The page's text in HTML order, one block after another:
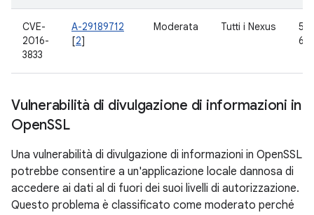
CVE-
2016-
3833
A-29189712
[2]
Moderata Tutti i Nexus
Vulnerabilità di divulgazione di informazioni in
OpenSSL
Una vulnerabilità di divulgazione di informazioni in OpenSSL
potrebbe consentire a un'applicazione locale dannosa di
accedere ai dati al di fuori dei suoi livelli di autorizzazione.
Questo problema è classificato come moderato perché